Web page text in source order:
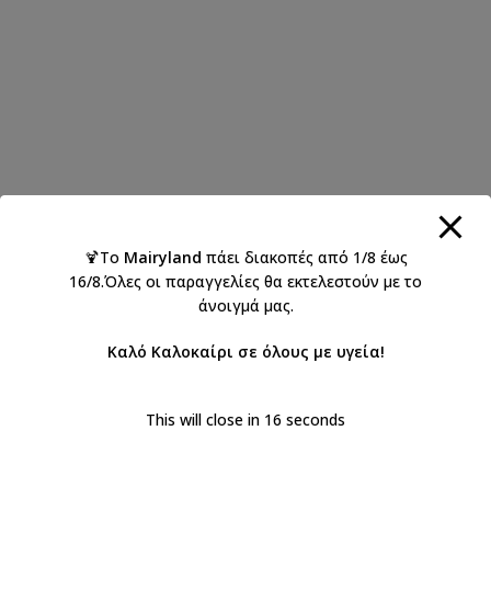
🍹Το Mairyland πάει διακοπές από 1/8 έως
16/8.Όλες οι παραγγελίες θα εκτελεστούν με το
άνοιγμά μας.
Καλό Καλοκαίρι σε όλους με υγεία!
This will close in 16 seconds